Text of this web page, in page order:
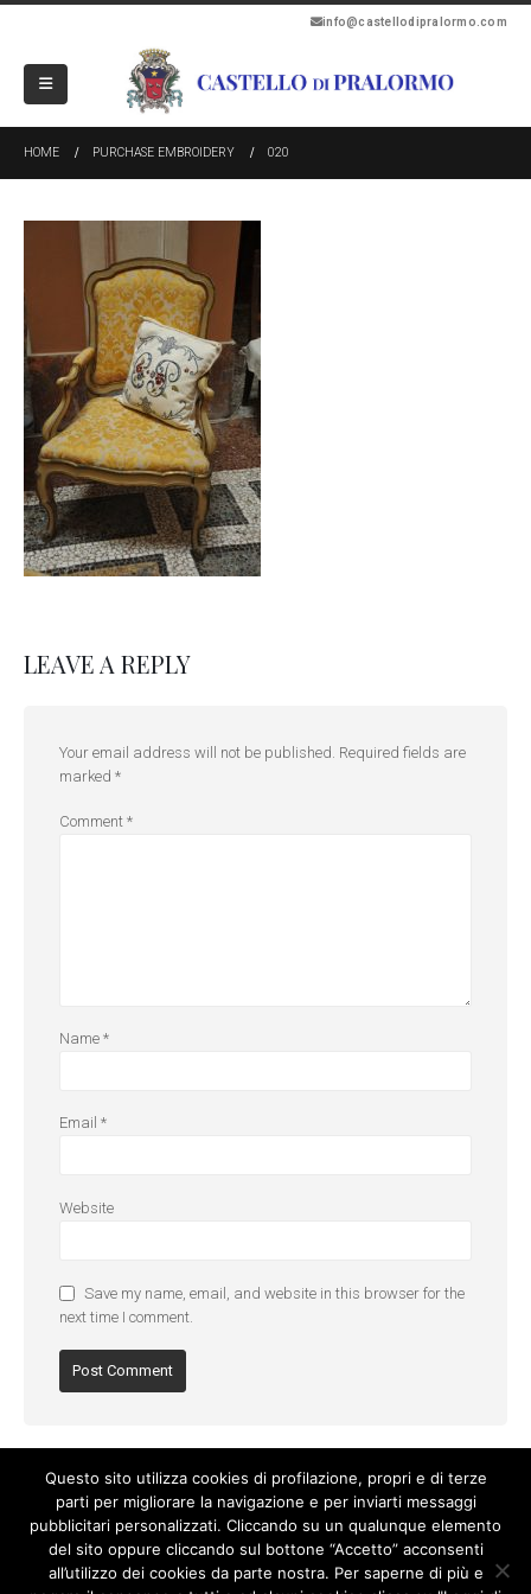
info@castellodipralormo.com
HOME PURCHASE EMBROIDERY 020
LEAVE A REPLY
Your email address will not be published. Required fields are
marked *
Comment *
Name *
Email *
Website
Save my name, email, and website in this browser for the
next time I comment.
Questo sito utilizza cookies di profilazione, propri e di terze
parti per migliorare la navigazione e per inviarti messaggi
pubblicitari personalizzati. Cliccando su un qualunque elemento
del sito oppure cliccando sul bottone “Accetto” acconsenti
all’utilizzo dei cookies da parte nostra. Per saperne di più e